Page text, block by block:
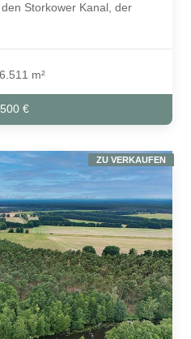
Storkower Kanal, der
6.511 m²
€
ZU VERKAUFEN